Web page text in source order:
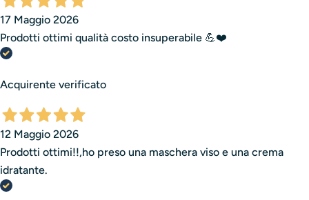
17 Maggio 2026
Prodotti ottimi qualità costo insuperabile 💪❤️
Acquirente verificato
12 Maggio 2026
Prodotti ottimi!!,ho preso una maschera viso e una crema
idratante.